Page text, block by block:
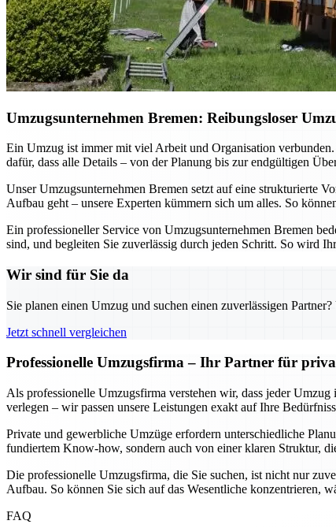
Umzugsunternehmen Bremen: Reibungsloser
Ein Umzug ist immer mit viel Arbeit und Organisation
dafür, dass alle Details – von der Planung bis zur endgültigen
Unser Umzugsunternehmen Bremen setzt auf eine strukturierte
Aufbau geht – unsere Experten kümmern sich um alles. So
Ein professioneller Service von Umzugsunternehmen Bremen
sind, und begleiten Sie zuverlässig durch jeden Schritt. So wird
Wir sind für Sie da
Sie planen einen Umzug und suchen einen zuverlässigen
Jetzt schnell vergleichen
Professionelle Umzugsfirma – Ihr Partner für
Als professionelle Umzugsfirma verstehen wir, dass jeder
verlegen – wir passen unsere Leistungen exakt auf Ihre
Private und gewerbliche Umzüge erfordern unterschiedliche
fundiertem Know-how, sondern auch von einer klaren Struktur,
Die professionelle Umzugsfirma, die Sie suchen, ist nicht nur
Aufbau. So können Sie sich auf das Wesentliche konzentrieren,
FAQ